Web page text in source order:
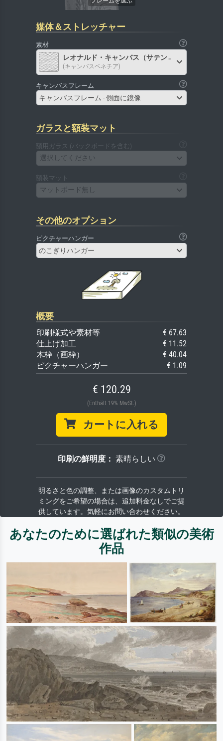
媒体＆ストレッチャー
素材
レオナルド・キャンバス（サテン）
(キャンバスベネチア)
キャンバスフレーム
キャンバスフレーム - 側面に鏡像
ガラスと額装マット
額用ガラス (バックボードを含む)
選択してください
額装マット
マットボード無し
その他のオプション
ピクチャーハンガー
のこぎりハンガー
概要
印刷様式や素材等
€ 67.63
仕上げ加工
€ 11.52
木枠（画枠）
€ 40.04
ピクチャーハンガー
€ 1.09
€ 120.29
(Enthält 19% MwSt.)
カートに入れる
印刷の鮮明度： 素晴らしい
明るさと色の調整、または画像のカスタムトリ
ミングをご希望の場合は、追加料金なしでご提
供しています。気軽にお問い合わせください。
あなたのために選ばれた類似の美術
作品